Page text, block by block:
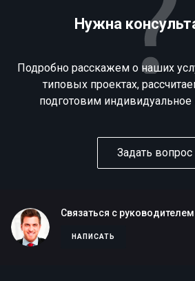
Нужна
Подробно расскажем о наших
типовых проектах,
подготовим
Задать вопрос
Связаться с руководителем
НАПИСАТЬ